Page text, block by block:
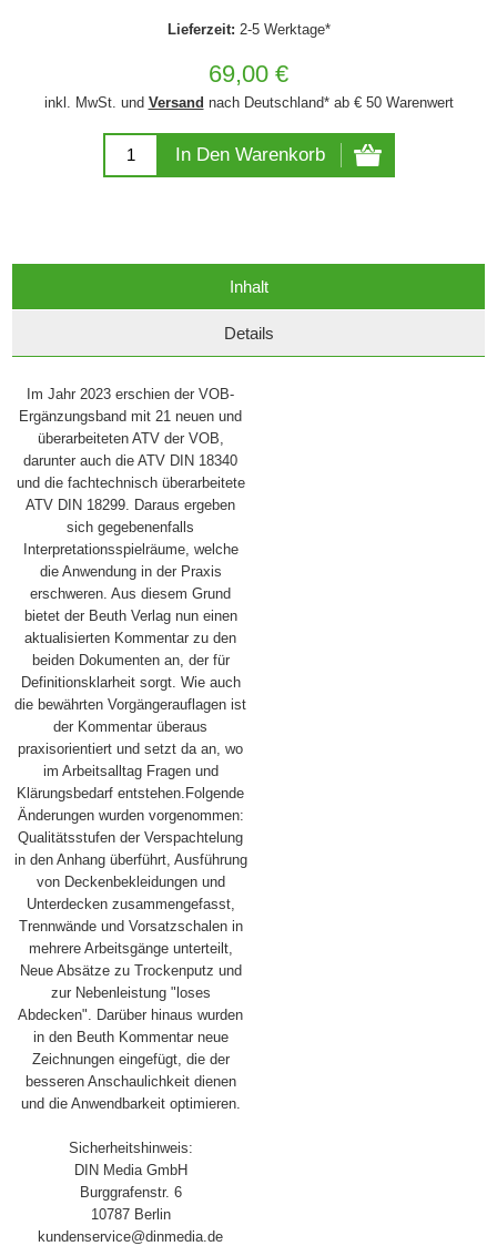
Lieferzeit: 2-5 Werktage*
69,00 €
inkl. MwSt. und Versand nach Deutschland* ab € 50 Warenwert
In Den Warenkorb
Inhalt
Details
Im Jahr 2023 erschien der VOB-
Ergänzungsband mit 21 neuen und
überarbeiteten ATV der VOB,
darunter auch die ATV DIN 18340
und die fachtechnisch überarbeitete
ATV DIN 18299. Daraus ergeben
sich gegebenenfalls
Interpretationsspielräume, welche
die Anwendung in der Praxis
erschweren. Aus diesem Grund
bietet der Beuth Verlag nun einen
aktualisierten Kommentar zu den
beiden Dokumenten an, der für
Definitionsklarheit sorgt. Wie auch
die bewährten Vorgängerauflagen ist
der Kommentar überaus
praxisorientiert und setzt da an, wo
im Arbeitsalltag Fragen und
Klärungsbedarf entstehen.Folgende
Änderungen wurden vorgenommen:
Qualitätsstufen der Verspachtelung
in den Anhang überführt, Ausführung
von Deckenbekleidungen und
Unterdecken zusammengefasst,
Trennwände und Vorsatzschalen in
mehrere Arbeitsgänge unterteilt,
Neue Absätze zu Trockenputz und
zur Nebenleistung "loses
Abdecken". Darüber hinaus wurden
in den Beuth Kommentar neue
Zeichnungen eingefügt, die der
besseren Anschaulichkeit dienen
und die Anwendbarkeit optimieren.
Sicherheitshinweis:
DIN Media GmbH
Burggrafenstr. 6
10787 Berlin
kundenservice@dinmedia.de